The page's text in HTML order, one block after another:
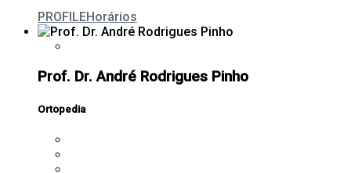
PROFILEHorários
Prof. Dr. André Rodrigues Pinho
Ortopedia